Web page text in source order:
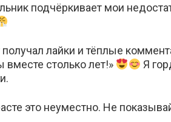
подчёркивает мои
лайки и тёплые
вместе столько лет!»
Я
это неуместно. Не